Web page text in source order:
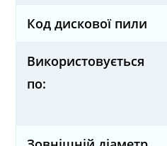
Код дискової пили
Використовується
по: